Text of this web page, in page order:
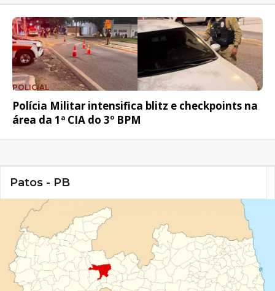
POLICIAL
Polícia Militar intensifica blitz e checkpoints na
área da 1ª CIA do 3º BPM
Patos - PB